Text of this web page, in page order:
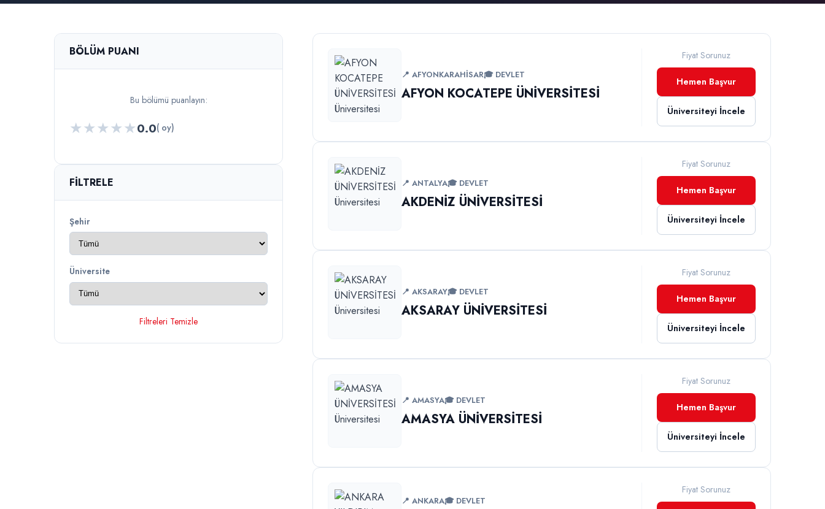
BÖLÜM PUANI
Bu bölümü puanlayın:
★★★★★0.0( oy)
FILTRELE
Şehir
Üniversite
Filtreleri Temizle
📍 AFYONKARAHİSAR🎓 DEVLET
AFYON KOCATEPE ÜNİVERSİTESİ
Fiyat Sorunuz
Hemen Başvur
Üniversiteyi İncele
📍 ANTALYA🎓 DEVLET
AKDENİZ ÜNİVERSİTESİ
Fiyat Sorunuz
Hemen Başvur
Üniversiteyi İncele
📍 AKSARAY🎓 DEVLET
AKSARAY ÜNİVERSİTESİ
Fiyat Sorunuz
Hemen Başvur
Üniversiteyi İncele
📍 AMASYA🎓 DEVLET
AMASYA ÜNİVERSİTESİ
Fiyat Sorunuz
Hemen Başvur
Üniversiteyi İncele
📍 ANKARA🎓 DEVLET
Fiyat Sorunuz